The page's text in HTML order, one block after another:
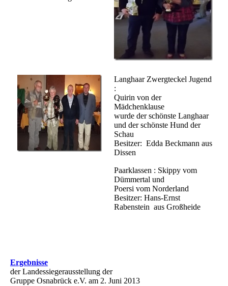
Langhaar Zwergteckel Jugend
:
Quirin von der
Mädchenklause
wurde der schönste Langhaar
und der schönste Hund der
Schau
Besitzer: Edda Beckmann aus
Dissen
Paarklassen : Skippy vom
Dümmertal und
Poersi vom Norderland
Besitzer: Hans-Ernst
Rabenstein aus Großheide
Ergebnisse
der Landessiegerausstellung der
Gruppe Osnabrück e.V. am 2. Juni 2013